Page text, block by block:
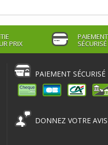
PRIX
PAIEMENT
PAIEMENT SÉCURISÉ
DONNEZ VOTRE AVIS